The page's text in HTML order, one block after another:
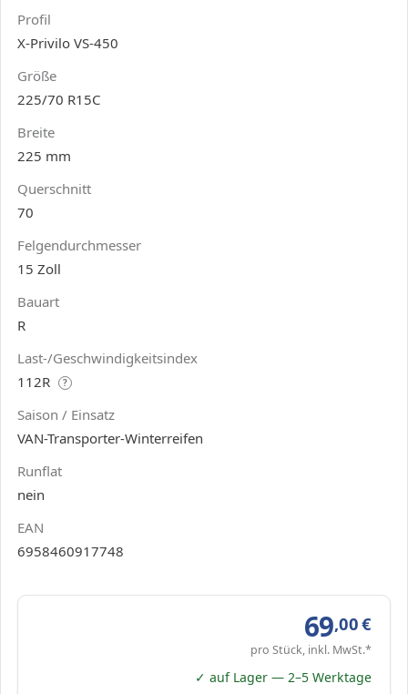
Profil
X-Privilo VS-450
Größe
225/70 R15C
Breite
225 mm
Querschnitt
70
Felgendurchmesser
15 Zoll
Bauart
R
Last-/Geschwindigkeitsindex
112R
?
Saison / Einsatz
VAN-Transporter-Winterreifen
Runflat
nein
EAN
6958460917748
69,00€
pro Stück, inkl. MwSt.*
✓ auf Lager — 2–5 Werktage